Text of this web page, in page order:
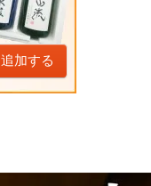
追加する